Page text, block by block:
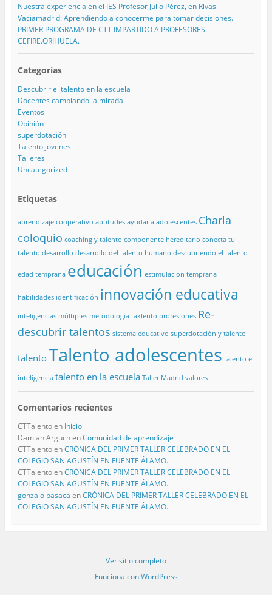
Nuestra experiencia en el IES Profesor Julio Pérez, en Rivas-
Vaciamadrid: Aprendiendo a conocerme para tomar decisiones.
PRIMER PROGRAMA DE CTT IMPARTIDO A PROFESORES.
CEFIRE.ORIHUELA.
Categorías
Descubrir el talento en la escuela
Docentes cambiando la mirada
Eventos
Opinión
superdotación
Talento jovenes
Talleres
Uncategorized
Etiquetas
aprendizaje cooperativo aptitudes ayudar a adolescentes Charla
coloquio coaching y talento componente hereditario conecta tu
talento desarrollo desarrollo del talento humano descubriendo el talento
edad temprana educación estimulacion temprana
habilidades identificación innovación educativa
inteligencias múltiples metodologia taklento profesiones Re-
descubrir talentos sistema educativo superdotación y talento
talentoTalento adolescentes talento e
inteligencia talento en la escuela Taller Madrid valores
Comentarios recientes
CTTalentoen Inicio
Damian ArguchenComunidad de aprendizaje
CTTalentoenCRÓNICA DEL PRIMER TALLER CELEBRADO EN EL
COLEGIO SAN AGUSTÍN EN FUENTE ÁLAMO.
CTTalentoenCRÓNICA DEL PRIMER TALLER CELEBRADO EN EL
COLEGIO SAN AGUSTÍN EN FUENTE ÁLAMO.
gonzalo pasaca enCRÓNICA DEL PRIMER TALLER CELEBRADO EN EL
COLEGIO SAN AGUSTÍN EN FUENTE ÁLAMO.
Ver sitio completo
Funciona con WordPress